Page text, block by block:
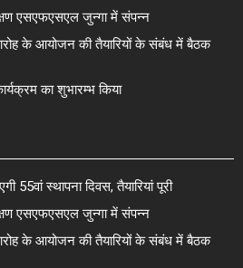
एसएफएसएल जुन्गा में संपन्न
के आयोजन की तैयारियों के संबंध में बैठक
का शुभारम्भ किया
55वां स्थापना दिवस, तैयारियां पूरी
एसएफएसएल जुन्गा में संपन्न
के आयोजन की तैयारियों के संबंध में बैठक